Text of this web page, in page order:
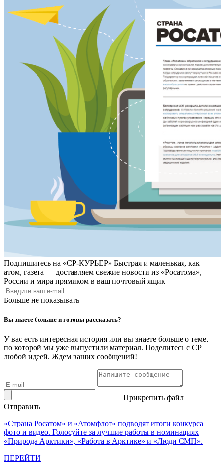
Подпишитесь на «СР-КУРЬЕР» Быстрая и маленькая, как
атом, газета — доставляем свежие новости из «Росатома»,
России и мира прямиком в ваш почтовый ящик
Больше не показывать
Вы знаете больше и готовы рассказать?
У вас есть интересная история или вы знаете больше о теме,
по которой мы уже выпустили материал. Поделитесь с СР
любой идеей. Ждем ваших сообщений!
Прикрепить файл
Отправить
«Страна Росатом» и «Атомфлот» подводят итоги конкурса
фото и видео. Голосуйте за лучшие работы в номинациях
«Природа Арктики», «Работа в Арктике» и «Люди СМП».
ПЕРЕЙТИ